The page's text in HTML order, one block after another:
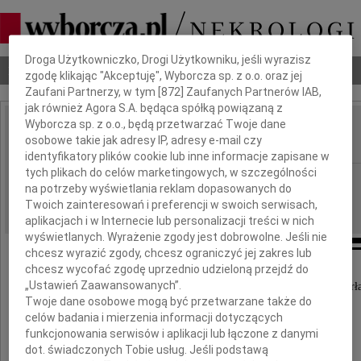
Nekrologi Odeszli Poradnik pogrzebowy
IMIĘ I NAZWISKO: Halina Janikowska
REGION: Szczecin
DATA EMISJI: 09.06.2014
Dnia 5 czerwca 2014 roku w wieku 81 lat
Dbamy o Twoją prywatność
Droga Użytkowniczko, Drogi Użytkowniku, jeśli wyrazisz
zgodę klikając "Akceptuję", Wyborcza sp. z o.o. oraz jej
Zaufani Partnerzy, w tym [872 ] Zaufanych Partnerów IAB,
jak również Agora S.A. będąca spółką powiązaną z
Wyborcza sp. z o.o., będą przetwarzać Twoje dane
osobowe takie jak adresy IP, adresy e-mail czy
identyfikatory plików cookie lub inne informacje zapisane w
tych plikach do celów marketingowych, w szczególności
na potrzeby wyświetlania reklam dopasowanych do
Twoich zainteresowań i preferencji w swoich serwisach,
aplikacjach i w Internecie lub personalizacji treści w nich
wyświetlanych. Wyrażenie zgody jest dobrowolne. Jeśli nie
chcesz wyrazić zgody, chcesz ograniczyć jej zakres lub
chcesz wycofać zgodę uprzednio udzieloną przejdź do
„Ustawień Zaawansowanych”.
Twoje dane osobowe mogą być przetwarzane także do
celów badania i mierzenia informacji dotyczących
funkcjonowania serwisów i aplikacji lub łączone z danymi
dot. świadczonych Tobie usług. Jeśli podstawą